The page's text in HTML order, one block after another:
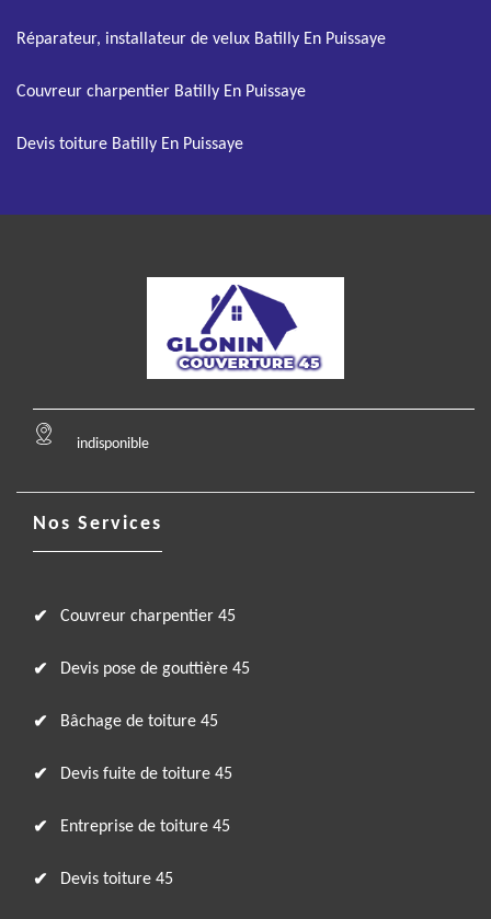
Réparateur, installateur de velux Batilly En Puissaye
Couvreur charpentier Batilly En Puissaye
Devis toiture Batilly En Puissaye
indisponible
Nos Services
Couvreur charpentier 45
Devis pose de gouttière 45
Bâchage de toiture 45
Devis fuite de toiture 45
Entreprise de toiture 45
Devis toiture 45